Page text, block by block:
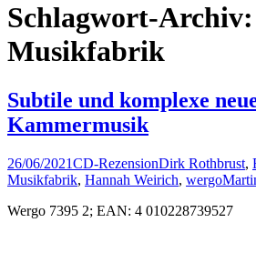
Schlagwort-Archiv:
Musikfabrik
Subtile und komplexe
Kammermusik
26/06/2021CD-RezensionDirk Rothbrust,
Musikfabrik, Hannah Weirich, wergo
Wergo 7395 2; EAN: 4 010228739527